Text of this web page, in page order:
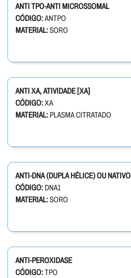
ANTI TPO-ANTI MICROSSOMAL
CÓDIGO:ANTPO
MATERIAL:SORO
ANTI XA, ATIVIDADE [XA]
CÓDIGO:XA
MATERIAL: PLASMA CITRATADO
ANTI-DNA (DUPLA HÉLICE) OU NATIVO
CÓDIGO: DNA1
MATERIAL:SORO
ANTI-PEROXIDASE
CÓDIGO:TPO